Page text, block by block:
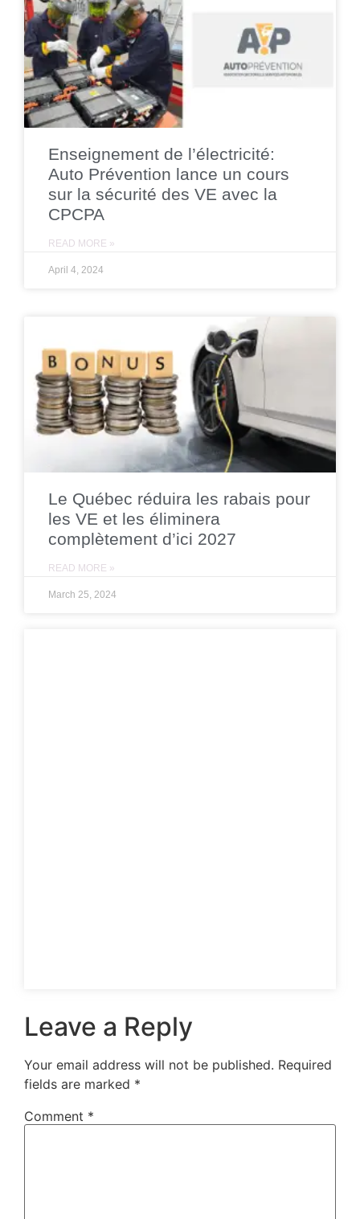
Enseignement de l’électricité:
Auto Prévention lance un cours
sur la sécurité des VE avec la
CPCPA
READ MORE »
April 4, 2024
Le Québec réduira les rabais pour
les VE et les éliminera
complètement d’ici 2027
READ MORE »
March 25, 2024
Leave a Reply
Your email address will not be published. Required
fields are marked *
Comment *